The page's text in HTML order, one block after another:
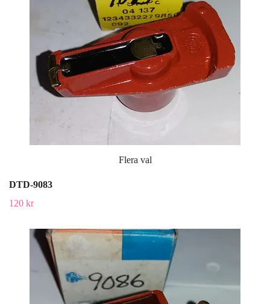
Flera val
DTD-9083
120 kr